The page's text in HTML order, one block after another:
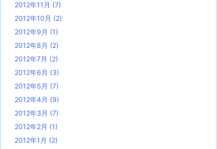
2012年11月 (7)
2012年10月 (2)
2012年9月 (1)
2012年8月 (2)
2012年7月 (2)
2012年6月 (3)
2012年5月 (7)
2012年4月 (9)
2012年3月 (7)
2012年2月 (1)
2012年1月 (2)